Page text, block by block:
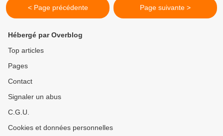
< Page précédente Page suivante >
Hébergé par Overblog
Top articles
Pages
Contact
Signaler un abus
C.G.U.
Cookies et données personnelles